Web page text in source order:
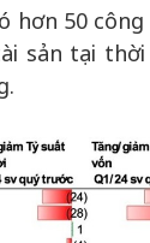
hơn 50
sản tại